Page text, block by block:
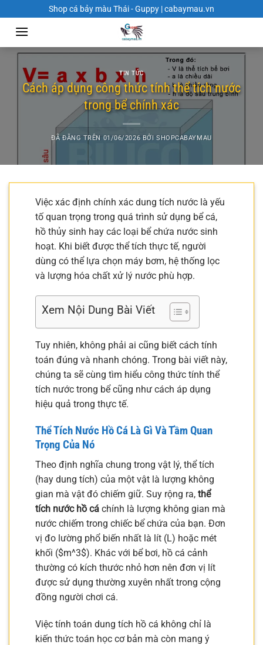
đến
dung
Shop cá bảy màu Thái - Guppy | cabaymau.vn
TIN TỨC
Cách áp dụng công thức tính thể tích nước
trong bể chính xác
ĐÃ ĐĂNG TRÊN 01/06/2026 BỞI SHOPCABAYMAU
Việc xác định chính xác dung tích nước là yếu
tố quan trọng trong quá trình sử dụng bể cá,
hồ thủy sinh hay các loại bể chứa nước sinh
hoạt. Khi biết được thể tích thực tế, người
dùng có thể lựa chọn máy bơm, hệ thống lọc
và lượng hóa chất xử lý nước phù hợp.
Xem Nội Dung Bài Viết
Tuy nhiên, không phải ai cũng biết cách tính
toán đúng và nhanh chóng. Trong bài viết này,
chúng ta sẽ cùng tìm hiểu công thức tính thể
tích nước trong bể cũng như cách áp dụng
hiệu quả trong thực tế.
Thể Tích Nước Hồ Cá Là Gì Và Tầm Quan
Trọng Của Nó
Theo định nghĩa chung trong vật lý, thể tích
(hay dung tích) của một vật là lượng không
gian mà vật đó chiếm giữ. Suy rộng ra, thể
tích nước hồ cá chính là lượng không gian mà
nước chiếm trong chiếc bể chứa của bạn. Đơn
vị đo lường phổ biến nhất là lít (L) hoặc mét
khối ($m^3$). Khác với bể bơi, hồ cá cảnh
thường có kích thước nhỏ hơn nên đơn vị lít
được sử dụng thường xuyên nhất trong cộng
đồng người chơi cá.
Việc tính toán dung tích hồ cá không chỉ là
kiến thức toán học cơ bản mà còn mang ý